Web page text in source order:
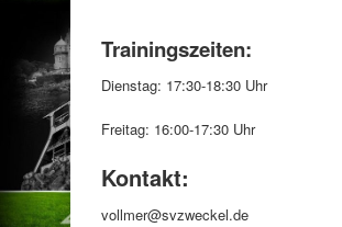
Trainingszeiten:
Dienstag: 17:30-18:30 Uhr
Freitag: 16:00-17:30 Uhr
Kontakt:
vollmer@svzweckel.de